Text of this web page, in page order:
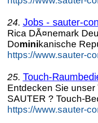
24. Jobs - sauter-
Rica DÃ¤nemark
Dominikanische
https://www.sauter-
25. Touch-
Entdecken Sie
SAUTER ? Touch-
https://www.sauter-